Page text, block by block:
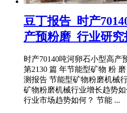
豆丁报告_时产
产预粉磨_行业研
时产70140吨河卵石小型高产
第2130 篇 年节能型矿物 粉
测报告 节能型矿物粉磨机械
矿物粉磨机械行业增长趋势
行业市场趋势如何？ 节能 ...